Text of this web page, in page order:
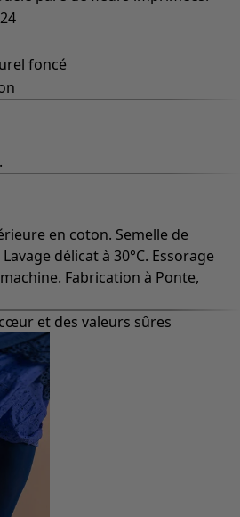
foncé
en coton. Semelle de
délicat à 30°C. Essorage
Fabrication à Ponte,
et des valeurs sûres